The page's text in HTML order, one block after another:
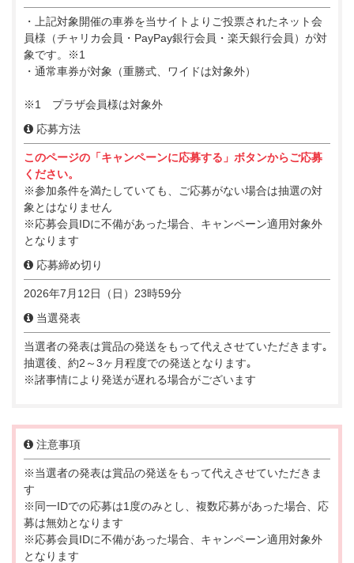
・上記対象開催の車券を当サイトよりご投票されたネット会
員様（チャリカ会員・PayPay銀行会員・楽天銀行会員）が対
象です。※1
・通常車券が対象（重勝式、ワイドは対象外）
※1 プラザ会員様は対象外
応募方法
このページの「キャンペーンに応募する」ボタンからご応募
ください。
※参加条件を満たしていても、ご応募がない場合は抽選の対
象とはなりません
※応募会員IDに不備があった場合、キャンペーン適用対象外
となります
応募締め切り
2026年7月12日（日）23時59分
当選発表
当選者の発表は賞品の発送をもって代えさせていただきます｡
抽選後、約2～3ヶ月程度での発送となります｡
※諸事情により発送が遅れる場合がございます
注意事項
※当選者の発表は賞品の発送をもって代えさせていただきま
す
※同一IDでの応募は1度のみとし、複数応募があった場合、応
募は無効となります
※応募会員IDに不備があった場合、キャンペーン適用対象外
となります